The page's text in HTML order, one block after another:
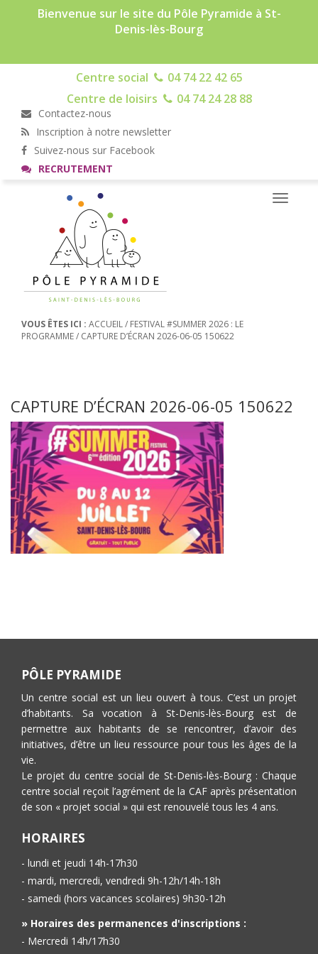
Bienvenue sur le site du Pôle Pyramide à St-
Denis-lès-Bourg
Centre social
04 74 22 42 65
Centre de loisirs
04 74 24 28 88
Contactez-nous
Inscription à notre newsletter
Suivez-nous sur Facebook
RECRUTEMENT
Toggle
VOUS ÊTES ICI : ACCUEIL/ FESTIVAL #SUMMER 2026 : LE
PROGRAMME/ CAPTURE D’ÉCRAN 2026-06-05 150622
CAPTURE D’ÉCRAN 2026-06-05 150622
PÔLE PYRAMIDE
Un centre social est un lieu ouvert à tous. C’est un projet
d’habitants. Sa vocation à St-Denis-lès-Bourg est de
permettre aux habitants de se rencontrer, d’avoir des
initiatives, d’être un lieu ressource pour tous les âges de la
vie.
Le projet du centre social de St-Denis-lès-Bourg : Chaque
centre social reçoit l’agrément de la CAF après présentation
de son « projet social » qui est renouvelé tous les 4 ans.
HORAIRES
- lundi et jeudi 14h-17h30
- mardi, mercredi, vendredi 9h-12h/14h-18h
- samedi (hors vacances scolaires) 9h30-12h
» Horaires des permanences d'inscriptions :
- Mercredi 14h/17h30